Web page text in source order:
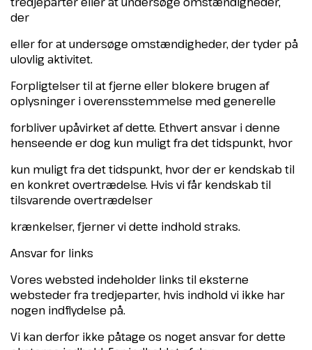
der
eller for at undersøge omstændigheder, der tyder på
ulovlig aktivitet.
Forpligtelser til at fjerne eller blokere brugen af
oplysninger i overensstemmelse med generelle
forbliver upåvirket af dette. Ethvert ansvar i denne
henseende er dog kun muligt fra det tidspunkt, hvor
kun muligt fra det tidspunkt, hvor der er kendskab til
en konkret overtrædelse. Hvis vi får kendskab til
tilsvarende overtrædelser
krænkelser, fjerner vi dette indhold straks.
Ansvar for links
Vores websted indeholder links til eksterne
websteder fra tredjeparter, hvis indhold vi ikke har
nogen indflydelse på.
Vi kan derfor ikke påtage os noget ansvar for dette